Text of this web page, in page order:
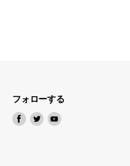
フォローする
Facebook
TwitterYoutube